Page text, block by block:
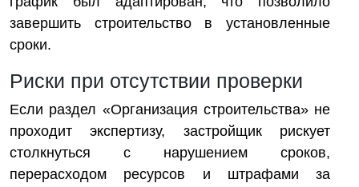
завершить строительство в установленные
сроки.
Риски при отсутствии проверки
Если раздел «Организация строительства» не
проходит экспертизу, застройщик рискует
столкнуться с нарушением сроков,
перерасходом ресурсов и штрафами за